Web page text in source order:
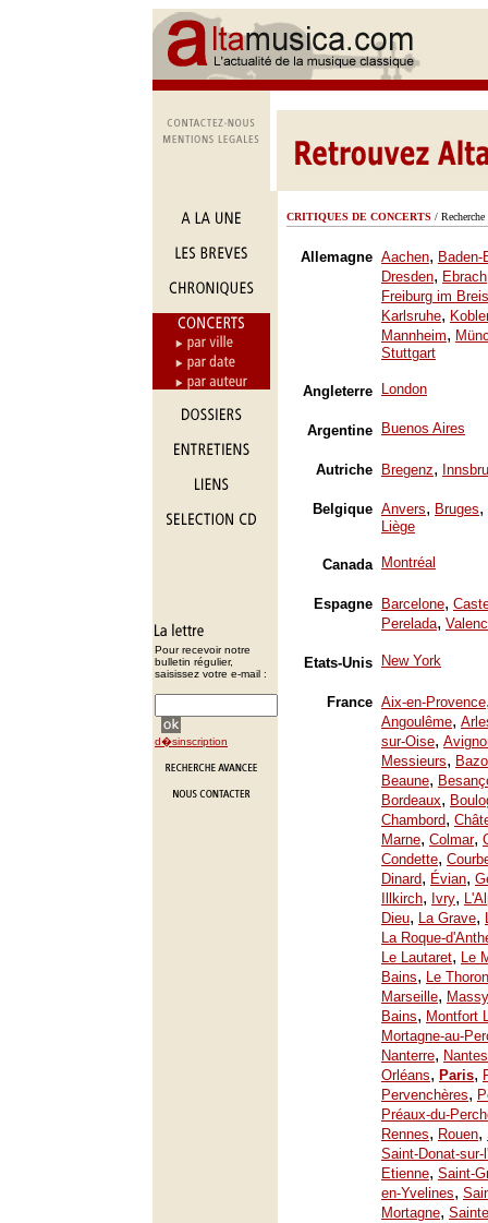
Pour recevoir notre
bulletin régulier,
saisissez votre e-mail :
d�sinscription
CRITIQUES DE CONCERTS /
Allemagne Aachen, Baden-
Dresden, Ebrach
Freiburg im
Karlsruhe,
Mannheim,
Stuttgart
Angleterre London
Argentine Buenos Aires
Autriche Bregenz,
Belgique Anvers, Bruges,
Liège
Canada Montréal
Espagne Barcelone,
Perelada,
Etats-Unis New York
France Aix-en-Provence
Angoulême,
sur-Oise,
Messieurs,
Beaune,
Bordeaux,
Chambord,
Marne, Colmar,
Condette,
Dinard, Évian,
Illkirch, Ivry,
Dieu, La Grave,
La Roque-
Le Lautaret, Le
Bains, Le
Marseille, Massy
Bains, Montfort
Mortagne-au-
Nanterre, Nantes
Orléans, Paris,
Pervenchères,
Préaux-du-
Rennes, Rouen,
Saint-Donat-sur-
Etienne, Saint-
en-Yvelines,
Mortagne,